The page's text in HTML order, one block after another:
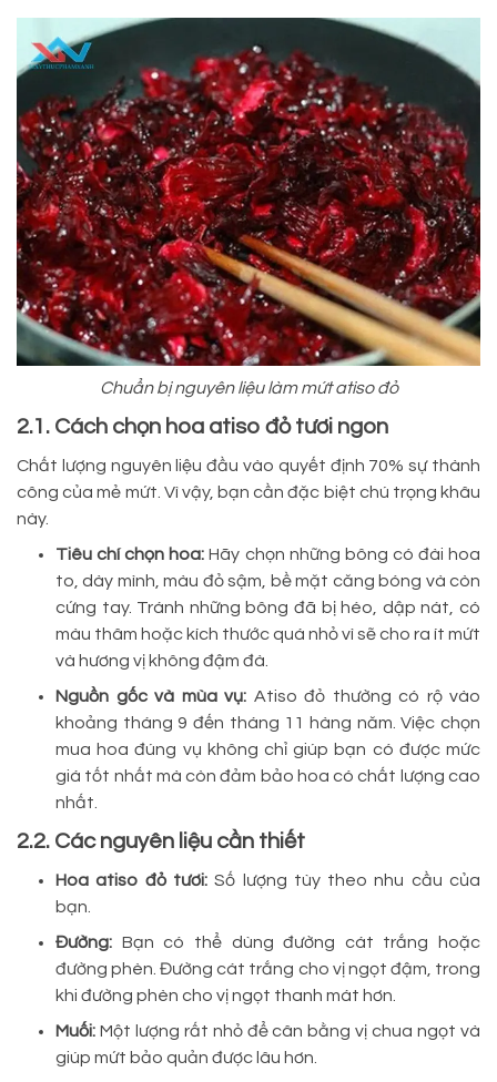
Chuẩn bị nguyên liệu làm mứt atiso đỏ
2.1. Cách chọn hoa atiso đỏ tươi ngon
Chất lượng nguyên liệu đầu vào quyết định 70% sự thành
công của mẻ mứt. Vì vậy, bạn cần đặc biệt chú trọng khâu
này.
Tiêu chí chọn hoa: Hãy chọn những bông có đài hoa
to, dày mình, màu đỏ sậm, bề mặt căng bóng và còn
cứng tay. Tránh những bông đã bị héo, dập nát, có
màu thâm hoặc kích thước quá nhỏ vì sẽ cho ra ít mứt
và hương vị không đậm đà.
Nguồn gốc và mùa vụ: Atiso đỏ thường có rộ vào
khoảng tháng 9 đến tháng 11 hàng năm. Việc chọn
mua hoa đúng vụ không chỉ giúp bạn có được mức
giá tốt nhất mà còn đảm bảo hoa có chất lượng cao
nhất.
2.2. Các nguyên liệu cần thiết
Hoa atiso đỏ tươi:Số lượng tùy theo nhu cầu của
bạn.
Đường: Bạn có thể dùng đường cát trắng hoặc
đường phèn. Đường cát trắng cho vị ngọt đậm, trong
khi đường phèn cho vị ngọt thanh mát hơn.
Muối: Một lượng rất nhỏ để cân bằng vị chua ngọt và
giúp mứt bảo quản được lâu hơn.